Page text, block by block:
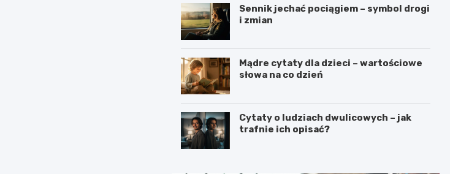
Sennik jechać pociągiem – symbol drogi
i zmian
Mądre cytaty dla dzieci – wartościowe
słowa na co dzień
Cytaty o ludziach dwulicowych – jak
trafnie ich opisać?